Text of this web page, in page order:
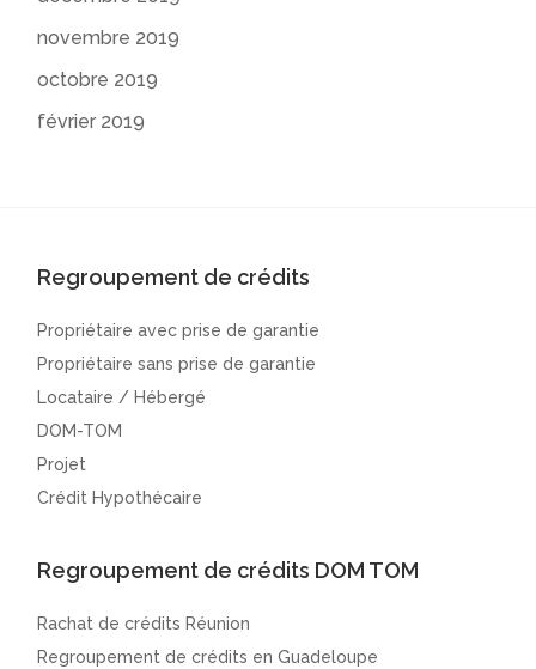
novembre 2019
octobre 2019
février 2019
Regroupement de crédits
Propriétaire avec prise de garantie
Propriétaire sans prise de garantie
Locataire / Hébergé
DOM-TOM
Projet
Crédit Hypothécaire
Regroupement de crédits DOM TOM
Rachat de crédits Réunion
Regroupement de crédits en Guadeloupe